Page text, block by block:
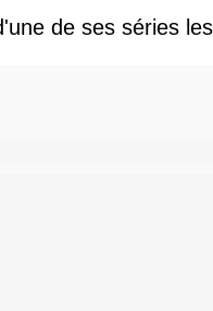
de ses séries les